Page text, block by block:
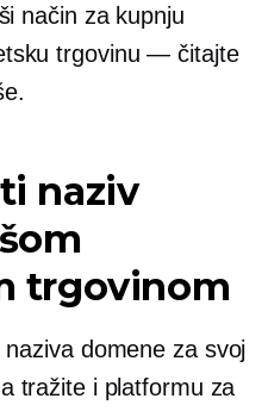
način za kupnju
trgovinu — čitajte
naziv
trgovinom
domene za svoj
tražite i platformu za